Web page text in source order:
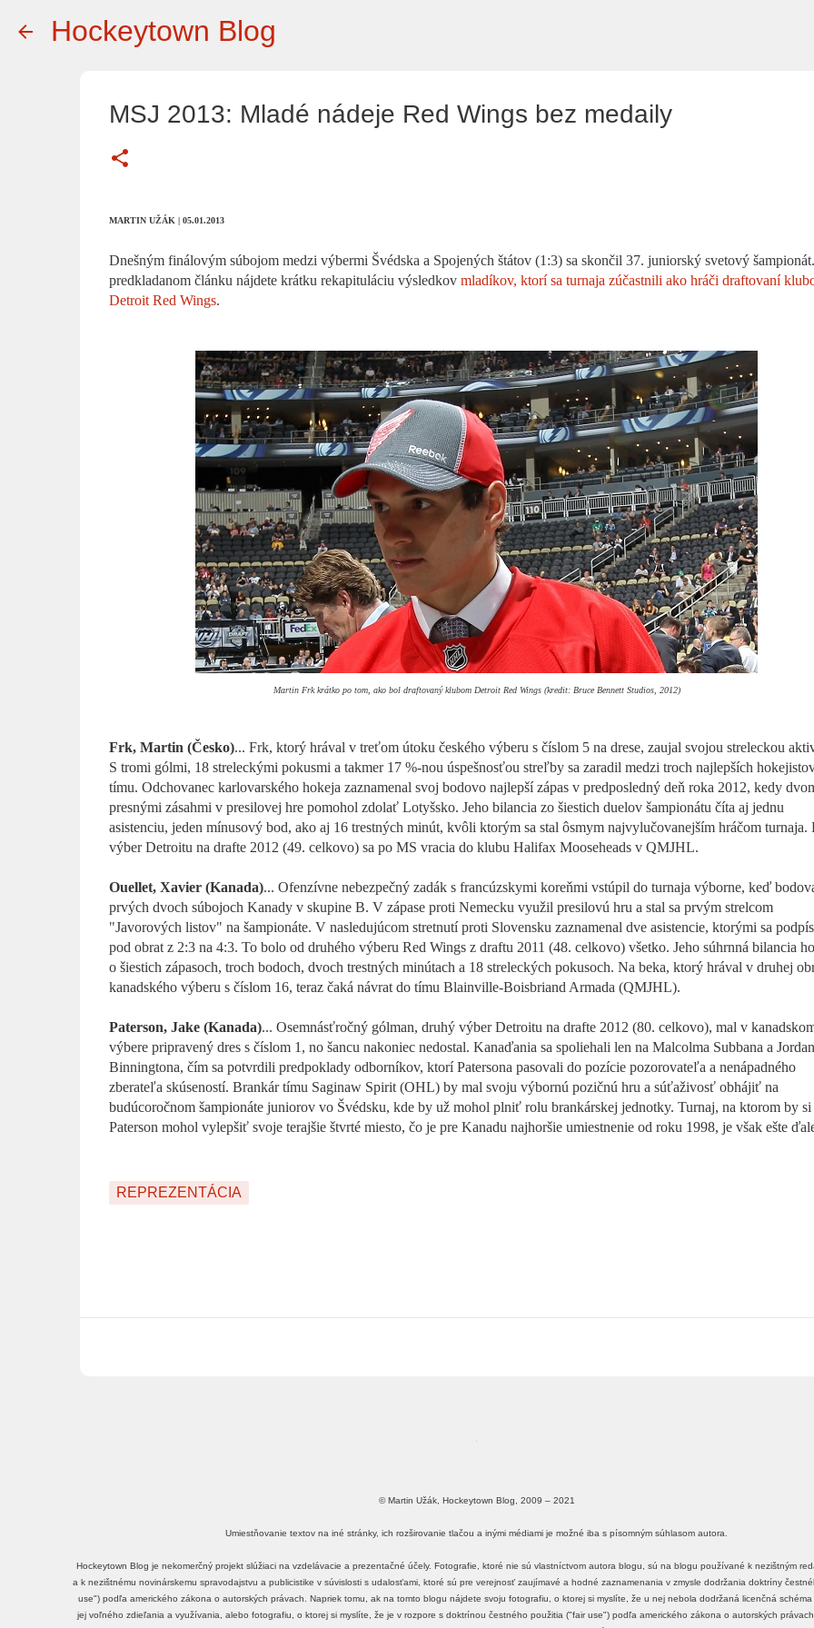
Hockeytown Blog
MSJ 2013: Mladé nádeje Red Wings bez medaily
MARTIN UŽÁK | 05.01.2013
Dnešným finálovým súbojom medzi výbermi Švédska a Spojených štátov (1:3) sa skončil 37. juniorský svetový
predkladanom článku nájdete krátku rekapituláciu výsledkov mladíkov, ktorí sa turnaja zúčastnili ako hráči draftovaní
Detroit Red Wings.
Martin Frk krátko po tom, ako bol draftovaný klubom Detroit Red Wings (kredit: Bruce Bennett Studios, 2012)
Frk, Martin (Česko)... Frk, ktorý hrával v treťom útoku českého výberu s číslom 5 na drese, zaujal svojou streleckou
S tromi gólmi, 18 streleckými pokusmi a takmer 17 %-nou úspešnosťou streľby sa zaradil medzi troch najlepších
tímu. Odchovanec karlovarského hokeja zaznamenal svoj bodovo najlepší zápas v predposledný deň roka 2012, kedy
presnými zásahmi v presilovej hre pomohol zdolať Lotyšsko. Jeho bilancia zo šiestich duelov šampionátu číta aj jednu
asistenciu, jeden mínusový bod, ako aj 16 trestných minút, kvôli ktorým sa stal ôsmym najvylučovanejším hráčom turnaja.
výber Detroitu na drafte 2012 (49. celkovo) sa po MS vracia do klubu Halifax Mooseheads v QMJHL.
Ouellet, Xavier (Kanada)... Ofenzívne nebezpečný zadák s francúzskymi koreňmi vstúpil do turnaja výborne, keď
prvých dvoch súbojoch Kanady v skupine B. V zápase proti Nemecku využil presilovú hru a stal sa prvým strelcom
"Javorových listov" na šampionáte. V nasledujúcom stretnutí proti Slovensku zaznamenal dve asistencie, ktorými sa
pod obrat z 2:3 na 4:3. To bolo od druhého výberu Red Wings z draftu 2011 (48. celkovo) všetko. Jeho súhrnná bilancia
o šiestich zápasoch, troch bodoch, dvoch trestných minútach a 18 streleckých pokusoch. Na beka, ktorý hrával v druhej
kanadského výberu s číslom 16, teraz čaká návrat do tímu Blainville-Boisbriand Armada (QMJHL).
Paterson, Jake (Kanada)... Osemnásťročný gólman, druhý výber Detroitu na drafte 2012 (80. celkovo), mal v
výbere pripravený dres s číslom 1, no šancu nakoniec nedostal. Kanaďania sa spoliehali len na Malcolma Subbana a
Binningtona, čím sa potvrdili predpoklady odborníkov, ktorí Patersona pasovali do pozície pozorovateľa a nenápadného
zberateľa skúseností. Brankár tímu Saginaw Spirit (OHL) by mal svoju výbornú pozičnú hru a súťaživosť obhájiť na
budúcoročnom šampionáte juniorov vo Švédsku, kde by už mohol plniť rolu brankárskej jednotky. Turnaj, na ktorom by si
Paterson mohol vylepšiť svoje terajšie štvrté miesto, čo je pre Kanadu najhoršie umiestnenie od roku 1998, je však ešte
REPREZENTÁCIA
© Martin Užák, Hockeytown Blog, 2009 – 2021
Umiestňovanie textov na iné stránky, ich rozširovanie tlačou a inými médiami je možné iba s písomným súhlasom autora.
Hockeytown Blog je nekomerčný projekt slúžiaci na vzdelávacie a prezentačné účely. Fotografie, ktoré nie sú vlastníctvom autora blogu, sú na blogu používané k nezištným
a k nezištnému novinárskemu spravodajstvu a publicistike v súvislosti s udalosťami, ktoré sú pre verejnosť zaujímavé a hodné zaznamenania v zmysle dodržania doktríny
use") podľa amerického zákona o autorských právach. Napriek tomu, ak na tomto blogu nájdete svoju fotografiu, o ktorej si myslíte, že u nej nebola dodržaná licenčná schéma
jej voľného zdieľania a využívania, alebo fotografiu, o ktorej si myslíte, že je v rozpore s doktrínou čestného použitia ("fair use") podľa amerického zákona o autorských